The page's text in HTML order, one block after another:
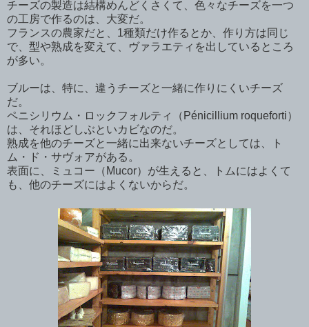
チーズの製造は結構めんどくさくて、色々なチーズを一つ
の工房で作るのは、大変だ。
フランスの農家だと、1種類だけ作るとか、作り方は同じ
で、型や熟成を変えて、ヴァラエティを出しているところ
が多い。
ブルーは、特に、違うチーズと一緒に作りにくいチーズ
だ。
ペニシリウム・ロックフォルティ（Pénicillium roqueforti）
は、それほどしぶといカビなのだ。
熟成を他のチーズと一緒に出来ないチーズとしては、ト
ム・ド・サヴォアがある。
表面に、ミュコー（Mucor）が生えると、トムにはよくて
も、他のチーズにはよくないからだ。